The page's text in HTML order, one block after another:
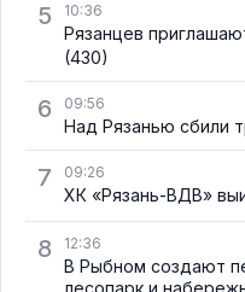
5 10:36
Рязанцев
(430)
6 09:56
Над Рязанью сбили
7 09:26
ХК «Рязань-ВДВ»
8 12:36
В Рыбном создают